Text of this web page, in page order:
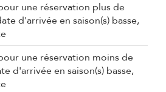
une réservation plus de
d'arrivée en saison(s) basse,
une réservation moins de
d'arrivée en saison(s) basse,